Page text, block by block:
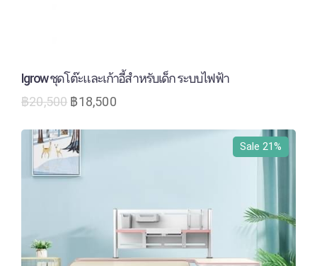
Igrow ชุดโต๊ะและเก้าอี้สำหรับเด็ก ระบบไฟฟ้า
฿20,500 ฿18,500
Sale 21%